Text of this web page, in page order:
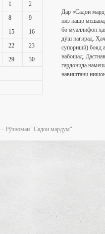
1
2
8
9
15
16
22
23
29
30
Дар «Садои
низ нашр
бо муаллифон
дӯш нагирад.
супоришӣ) бояд
набошад.
гардонида
навиштани
Рӯзномаи "Садои мардум".